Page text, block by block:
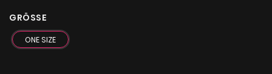
GRÖSSE
ONE SIZE